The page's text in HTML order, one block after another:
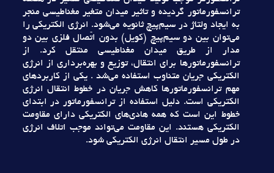
ترانسفورماتور گرديده و تاثير ميدان متغير مغناطيسي منجر
به ايجاد ولتاژ در سيم‌پيچ ثانويه مي‌شود. انرژي الکتريکي را
مي‌توان بين دو سيم‌پيچ (کويل) بدون اتّصال فلزي بين دو
مدار از طريق ميدان مغناطيسي منتقل کرد. از
ترانسفورماتورها براي انتقال، توزيع و بهره‌برداري از انرژي
الکتريکي جريان متناوب استفاده مي‌شد . يکي از کاربردهاي
مهم ترانسفورماتورها کاهش جريان در خطوط انتقال انرژي
الکتريکي است. دليل استفاده از ترانسفورماتور در ابتداي
خطوط اين است که همه هادي‌هاي الکتريکي داراي مقاومت
الکتريکي هستند. اين مقاومت مي‌تواند موجب اتلاف انرژي
در طول مسير انتقال انرژي الکتريکي شود.